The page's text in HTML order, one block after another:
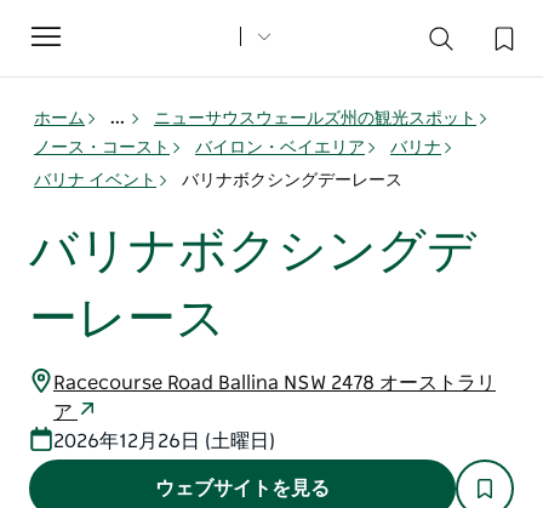
Toggle
navigation
ホーム ...
ニューサウスウェールズ州の観光スポット
ノース・コースト
バイロン・ベイエリア
バリナ
バリナ イベント
バリナボクシングデーレース
バリナボクシングデ
ーレース
Racecourse Road Ballina NSW 2478 オーストラリ
ア
2026年12月26日 (土曜日)
ウェブサイトを見る